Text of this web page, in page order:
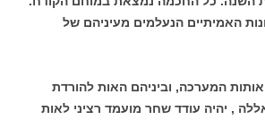
האמיתיים הנעלמים מעיניהם של
המערכה, וביניהם האות להורדת
, יהיה עודד שחר מועמד רציני לאות